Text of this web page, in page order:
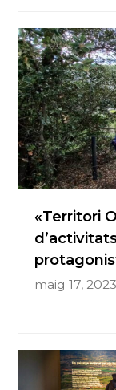
«Territori
maig 17, 2023